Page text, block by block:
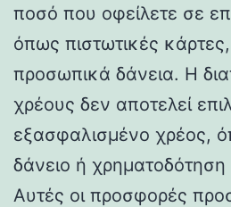
ποσό που οφείλετε σε
όπως πιστωτικές
προσωπικά δάνεια. Η
χρέους δεν αποτελεί
εξασφαλισμένο χρέος,
δάνειο ή χρηματοδότηση
Αυτές οι προσφορές